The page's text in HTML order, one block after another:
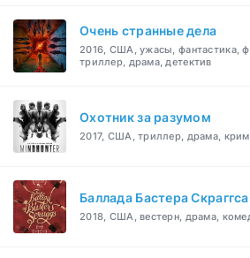
Очень странные дела
2016, США, ужасы, фантастика,
триллер, драма, детектив
Охотник за разумом
2017, США, триллер, драма,
Баллада Бастера Скраггса
2018, США, вестерн, драма,